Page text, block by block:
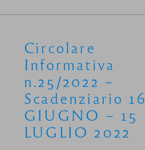
Circolare
Informativa
n.25/2022 –
Scadenziario 16
GIUGNO – 15
LUGLIO 2022